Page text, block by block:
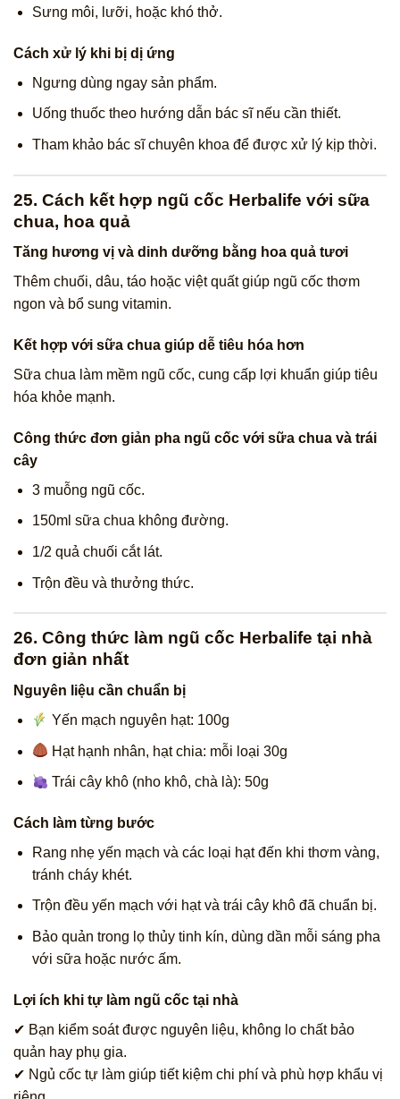
Sưng môi, lưỡi, hoặc khó thở.
Cách xử lý khi bị dị ứng
Ngưng dùng ngay sản phẩm.
Uống thuốc theo hướng dẫn bác sĩ nếu cần thiết.
Tham khảo bác sĩ chuyên khoa để được xử lý kịp thời.
25. Cách kết hợp ngũ cốc Herbalife với sữa
chua, hoa quả
Tăng hương vị và dinh dưỡng bằng hoa quả tươi
Thêm chuối, dâu, táo hoặc việt quất giúp ngũ cốc thơm
ngon và bổ sung vitamin.
Kết hợp với sữa chua giúp dễ tiêu hóa hơn
Sữa chua làm mềm ngũ cốc, cung cấp lợi khuẩn giúp tiêu
hóa khỏe mạnh.
Công thức đơn giản pha ngũ cốc với sữa chua và trái
cây
3 muỗng ngũ cốc.
150ml sữa chua không đường.
1/2 quả chuối cắt lát.
Trộn đều và thưởng thức.
26. Công thức làm ngũ cốc Herbalife tại nhà
đơn giản nhất
Nguyên liệu cần chuẩn bị
Yến mạch nguyên hạt: 100g
Hạt hạnh nhân, hạt chia: mỗi loại 30g
Trái cây khô (nho khô, chà là): 50g
Cách làm từng bước
Rang nhẹ yến mạch và các loại hạt đến khi thơm vàng,
tránh cháy khét.
Trộn đều yến mạch với hạt và trái cây khô đã chuẩn bị.
Bảo quản trong lọ thủy tinh kín, dùng dần mỗi sáng pha
với sữa hoặc nước ấm.
Lợi ích khi tự làm ngũ cốc tại nhà
✔ Bạn kiểm soát được nguyên liệu, không lo chất bảo
quản hay phụ gia.
✔ Ngủ cốc tự làm giúp tiết kiệm chi phí và phù hợp khẩu vị